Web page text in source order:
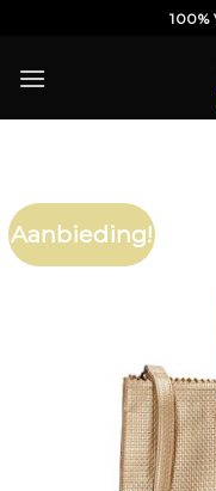
inhoud
100%
Aanbieding!